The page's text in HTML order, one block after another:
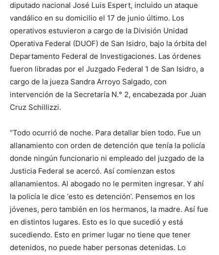
diputado nacional José Luis Espert, incluido un ataque
vandálico en su domicilio el 17 de junio último. Los
operativos estuvieron a cargo de la División Unidad
Operativa Federal (DUOF) de San Isidro, bajo la órbita del
Departamento Federal de Investigaciones. Las órdenes
fueron libradas por el Juzgado Federal 1 de San Isidro, a
cargo de la jueza Sandra Arroyo Salgado, con
intervención de la Secretaría N.° 2, encabezada por Juan
Cruz Schillizzi.
“Todo ocurrió de noche. Para detallar bien todo. Fue un
allanamiento con orden de detención que tenía la policía
donde ningún funcionario ni empleado del juzgado de la
Justicia Federal se acercó. Así comienzan estos
allanamientos. Al abogado no le permiten ingresar. Y ahí
la policía le dice ‘esto es detención’. Pensemos en los
jóvenes, pero también en los hermanos, la madre. Así fue
en distintos lugares. Esto es lo que sucedió y está
sucediendo. Esto en primer lugar no tiene que tener
detenidos, no puede haber personas detenidas. Lo